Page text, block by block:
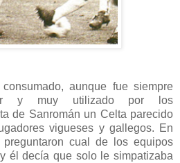
aunque fue siempre
y muy utilizado por los
de Sanromán un Celta parecido
vigueses y gallegos. En
cual de los equipos
él decía que solo le simpatizaba